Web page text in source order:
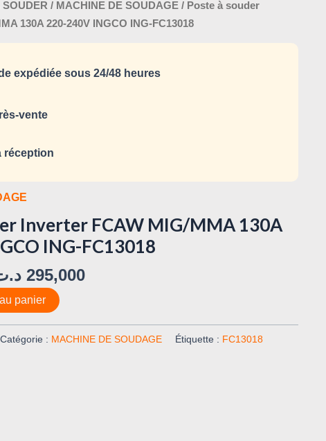
SOUDER / MACHINE DE SOUDAGE/ Poste à souder
130A 220-240V INGCO ING-FC13018
expédiée sous 24/48 heures
vente
réception
Inverter FCAW MIG/MMA 130A
ING-FC13018
355,000 د.ت.
295,000
Le
prix
panier
Catégorie : MACHINE DE SOUDAGE Étiquette : FC13018